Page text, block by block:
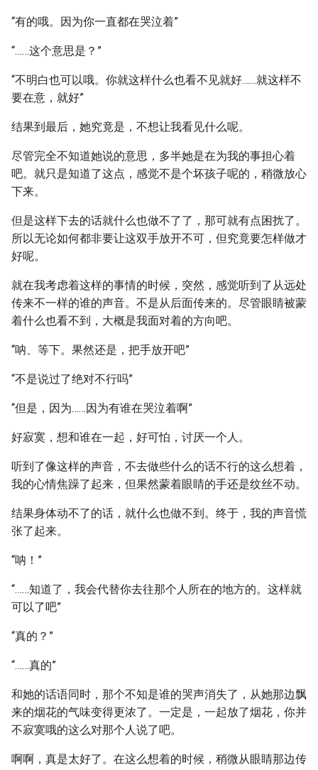
“有的哦。因为你一直都在哭泣着”
“……这个意思是？”
“不明白也可以哦。你就这样什么也看不见就好……就这样不
要在意，就好”
结果到最后，她究竟是，不想让我看见什么呢。
尽管完全不知道她说的意思，多半她是在为我的事担心着
吧。就只是知道了这点，感觉不是个坏孩子呢的，稍微放心
下来。
但是这样下去的话就什么也做不了了，那可就有点困扰了。
所以无论如何都非要让这双手放开不可，但究竟要怎样做才
好呢。
就在我考虑着这样的事情的时候，突然，感觉听到了从远处
传来不一样的谁的声音。不是从后面传来的。尽管眼睛被蒙
着什么也看不到，大概是我面对着的方向吧。
“呐、等下。果然还是，把手放开吧”
“不是说过了绝对不行吗”
“但是，因为……因为有谁在哭泣着啊”
好寂寞，想和谁在一起，好可怕，讨厌一个人。
听到了像这样的声音，不去做些什么的话不行的这么想着，
我的心情焦躁了起来，但果然蒙着眼睛的手还是纹丝不动。
结果身体动不了的话，就什么也做不到。终于，我的声音慌
张了起来。
“呐！”
“……知道了，我会代替你去往那个人所在的地方的。这样就
可以了吧”
“真的？”
“……真的”
和她的话语同时，那个不知是谁的哭声消失了，从她那边飘
来的烟花的气味变得更浓了。一定是，一起放了烟花，你并
不寂寞哦的这么对那个人说了吧。
啊啊，真是太好了。在这么想着的时候，稍微从眼睛那边传